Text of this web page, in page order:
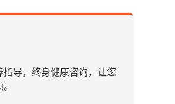
导，终身健康咨询，让您